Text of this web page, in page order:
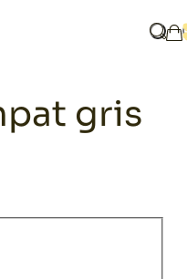
Què
Coixí estampat
gris